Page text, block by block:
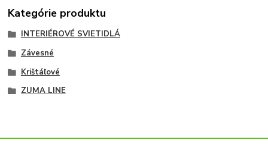
Kategórie produktu
INTERIÉROVÉ SVIETIDLÁ
Závesné
Krištáľové
ZUMA LINE